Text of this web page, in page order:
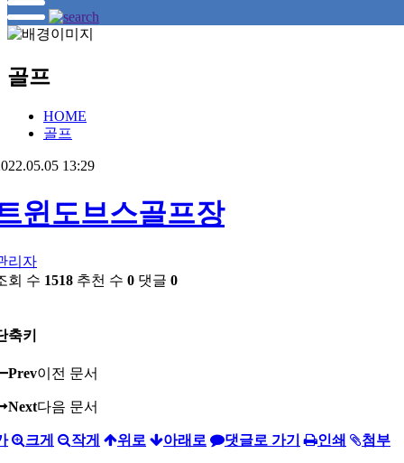
골프
HOME
골프
13:29
윈도브스골프장
리자
회 수 1518 추천 수 0 댓글 0
축키
Prev이전 문서
Next다음 문서
크게 작게 위로 아래로 댓글로 가기 인쇄 첨부